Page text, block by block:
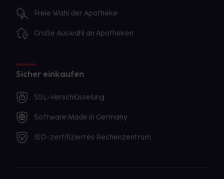
Freie Wahl der Apotheke
Große Auswahl an Apotheken
Sicher einkaufen
SSL-Verschlüsselung
Software Made in Germany
ISO-zertifiziertes Rechenzentrum